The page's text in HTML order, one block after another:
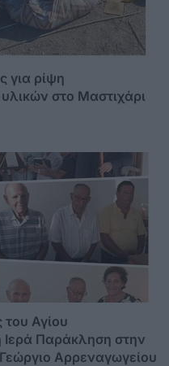
για ρίψη
στο Μαστιχάρι
Αγίου
Παράκληση στην
Αρρεναγωγείου